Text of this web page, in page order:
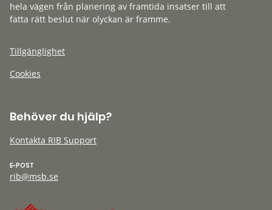
hela vägen från planering av framtida insatser till att
fatta rätt beslut när olyckan är framme.
Tillgänglighet
Cookies
Behöver du hjälp?
Kontakta RIB Support
E-POST
rib@msb.se